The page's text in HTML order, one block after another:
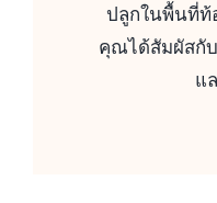
ปลูกในพื้นที่ท้
คุณได้สัมผัสกั
แ